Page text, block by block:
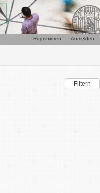
Anmelden
Registrieren
Filtern